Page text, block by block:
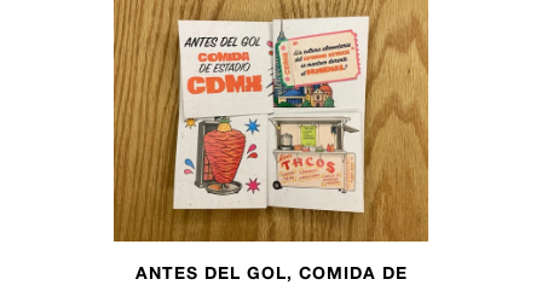
ANTES DEL GOL, COMIDA DE